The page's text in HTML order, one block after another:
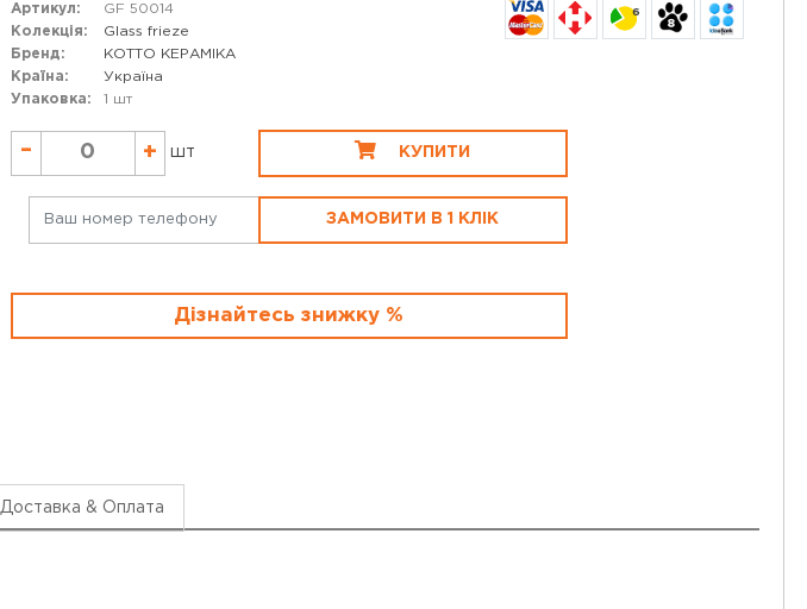
Артикул:
GF 50014
Колекція:
Glass frieze
Бренд:
КОТТО КЕРАМІКА
Країна:
Україна
Упаковка:
1 шт
6
– + шт КУПИТИ
ЗАМОВИТИ В 1 КЛІК
Дізнайтесь знижку %
Доставка & Оплата